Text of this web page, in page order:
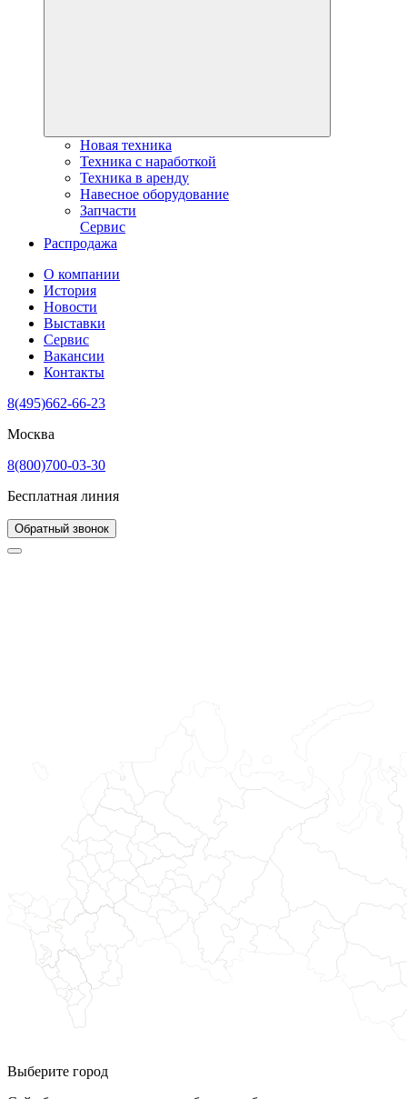
Новая техника
Техника с наработкой
Техника в аренду
Навесное оборудование
Запчасти
Сервис
Распродажа
О компании
История
Новости
Выставки
Сервис
Вакансии
Контакты
8(495)662-66-23
Москва
8(800)700-03-30
Бесплатная линия
Обратный звонок
Выберите город